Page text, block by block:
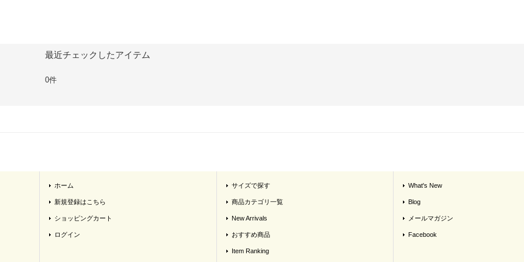
最近チェックしたアイテム
0件
ホーム
新規登録はこちら
ショッピングカート
ログイン
サイズで探す
商品カテゴリ一覧
New Arrivals
おすすめ商品
Item Ranking
What's New
Blog
メールマガジン
Facebook